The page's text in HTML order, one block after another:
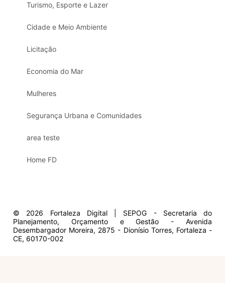
Turismo, Esporte e Lazer
Cidade e Meio Ambiente
Licitação
Economia do Mar
Mulheres
Segurança Urbana e Comunidades
area teste
Home FD
© 2026 Fortaleza Digital | SEPOG - Secretaria do
Planejamento, Orçamento e Gestão - Avenida
Desembargador Moreira, 2875 - Dionísio Torres, Fortaleza -
CE, 60170-002